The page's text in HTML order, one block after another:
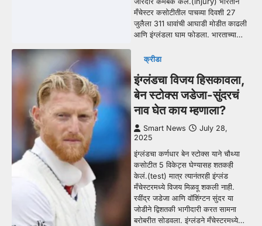
मँचेस्टर कसोटीतील पाचव्या दिवशी 27
जुलैला 311 धावांची आघाडी मोडीत काढली
आणि इंग्लंडला घाम फोडला. भारताच्या…
क्रीडा
इंग्लंडचा विजय हिसकावला,
बेन स्टोक्स जडेजा-सुंदरचं
नाव घेत काय म्हणाला?
Smart News
July 28,
2025
इंग्लंडचा कर्णधार बेन स्टोक्स याने चौथ्या
कसोटीत 5 विकेट्स घेण्यासह शतकही
केलं.(test) मात्र त्यानंतरही इंग्लंड
मँचेस्टरमध्ये विजय मिळवू शकली नाही.
रवींद्र जडेजा आणि वॉशिंग्टन सुंदर या
जोडीने द्विशतकी भागीदारी करत सामना
बरोबरीत सोडवला. इंग्लंडने मँचेस्टरमध्ये…